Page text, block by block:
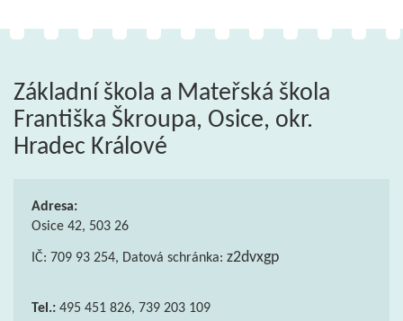
Základní škola a Mateřská škola
Františka Škroupa, Osice, okr.
Hradec Králové
Adresa:
Osice 42, 503 26
IČ: 709 93 254, Datová schránka: z2dvxgp
Tel.: 495 451 826, 739 203 109